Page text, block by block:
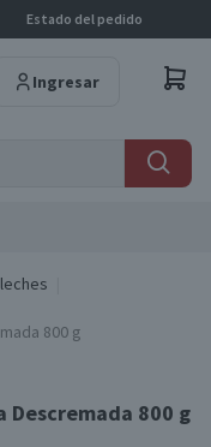
Estado del pedido
Ingresar
leches
800 g
Descremada 800 g